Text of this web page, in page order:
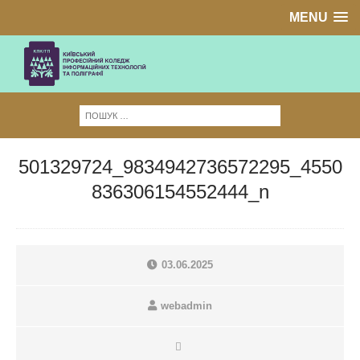
MENU
501329724_9834942736572295_4550
836306154552444_n
03.06.2025
webadmin